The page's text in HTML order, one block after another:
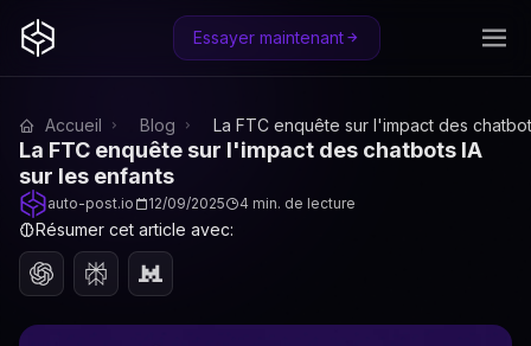
Essayer maintenant
Accueil Blog La FTC enquête sur l'impact des
La FTC enquête sur l'impact des chatbots IA
sur les enfants
auto-post.io 12/09/2025 4 min. de lecture
Résumer cet article avec: